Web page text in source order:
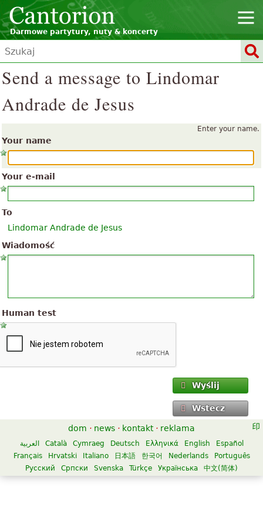
Darmowe partytury, nuty & koncerty
Send a message to Lindomar
Andrade de Jesus
Enter your name.
Your name
Your e-mail
To
Lindomar Andrade de Jesus
Wiadomość
Human test
Wyślij
Wstecz
dom · news · kontakt · reklama
العربية Català Cymraeg Deutsch Ελληνικά English
Español
Français
Hrvatski Italiano 日本語 한국어 Nederlands
Português
Русский
Српски Svenska Türkçe Українська 中文(简体)